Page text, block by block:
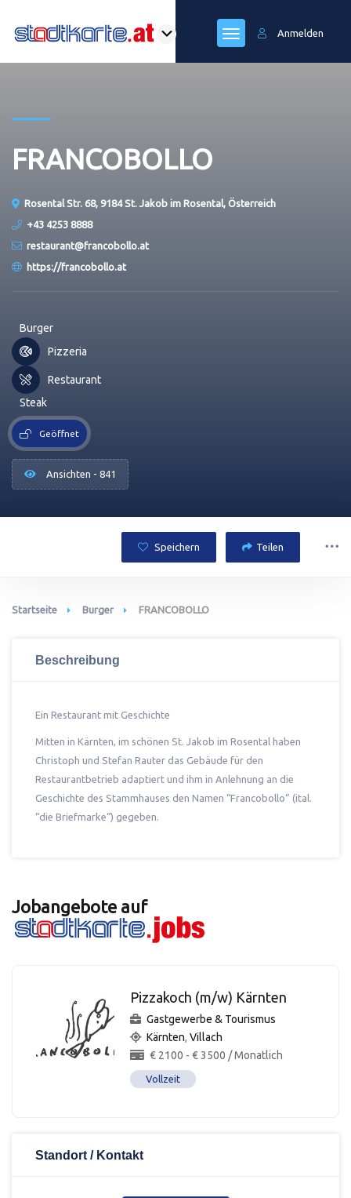
Anmelden
FRANCOBOLLO
Rosental Str. 68, 9184 St. Jakob im Rosental, Österreich
+43 4253 8888
restaurant@francobollo.at
https://francobollo.at
Burger
Pizzeria
Restaurant
Steak
Geöffnet
Ansichten - 841
Speichern Teilen
Startseite Burger FRANCOBOLLO
Beschreibung
Ein Restaurant mit Geschichte
Mitten in Kärnten, im schönen St. Jakob im Rosental haben
Christoph und Stefan Rauter das Gebäude für den
Restaurantbetrieb adaptiert und ihm in Anlehnung an die
Geschichte des Stammhauses den Namen “Francobollo” (ital.
“die Briefmarke“) gegeben.
Jobangebote auf
Pizzakoch (m/w) Kärnten
Gastgewerbe & Tourismus
Kärnten, Villach
€ 2100 - €3500 / Monatlich
Vollzeit
Standort / Kontakt